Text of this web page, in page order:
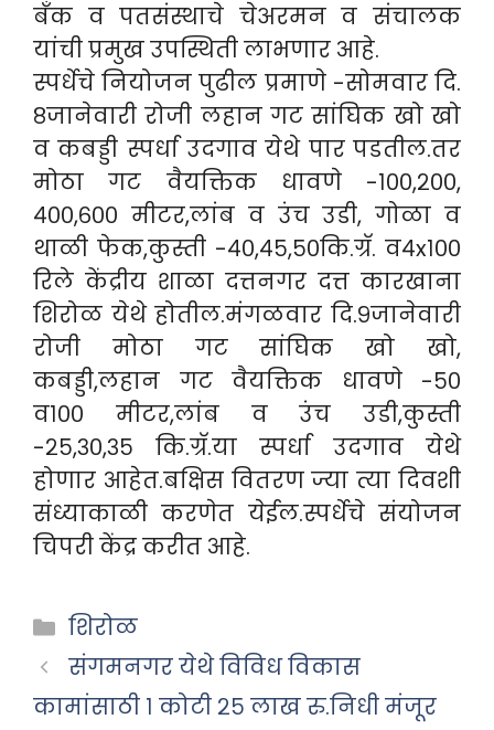
बँक व पतसंस्थाचे चेअरमन व संचालक
यांची प्रमुख उपस्थिती लाभणार आहे.
स्पर्धेचे नियोजन पुढील प्रमाणे -सोमवार दि.
८जानेवारी रोजी लहान गट सांघिक खो खो
व कबड्डी स्पर्धा उदगाव येथे पार पडतील.तर
मोठा गट वैयक्तिक धावणे -१००,२००,
४००,६०० मीटर,लांब व उंच उडी, गोळा व
थाळी फेक,कुस्ती -४०,४५,५०कि.ग्रॅ. व४x१००
रिले केंद्रीय शाळा दत्तनगर दत्त कारखाना
शिरोळ येथे होतील.मंगळवार दि.९जानेवारी
रोजी मोठा गट सांघिक खो खो,
कबड्डी,लहान गट वैयक्तिक धावणे -५०
व१०० मीटर,लांब व उंच उडी,कुस्ती
-२५,३०,३५ कि.ग्रॅ.या स्पर्धा उदगाव येथे
होणार आहेत.बक्षिस वितरण ज्या त्या दिवशी
संध्याकाळी करणेत येईल.स्पर्धेचे संयोजन
चिपरी केंद्र करीत आहे.
Categories
शिरोळ
संगमनगर येथे विविध विकास
कामांसाठी १ कोटी २५ लाख रु.निधी मंजूर